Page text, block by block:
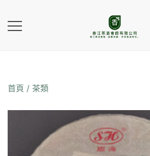
content
首頁 / 茶類